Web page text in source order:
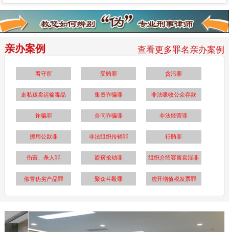
亲办案例 查看更多罪名亲办案例
看守所 受贿罪 贪污罪
走私贩卖运输毒品 集资诈骗罪 非法吸收公众存款
诈骗罪 合同诈骗罪 非法经营罪
挪用公款罪 非法组织传销罪 行贿罪
伤害、杀人罪 盗窃抢劫罪 组织介绍容留卖淫罪
假冒伪劣产品罪 聚众斗殴罪 虚开增值税发票罪